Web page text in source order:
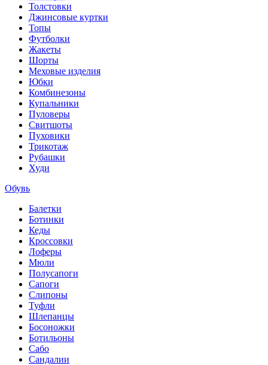
Толстовки
Джинсовые куртки
Топы
Футболки
Жакеты
Шорты
Меховые изделия
Юбки
Комбинезоны
Купальники
Пуловеры
Свитшоты
Пуховики
Трикотаж
Рубашки
Худи
Обувь
Балетки
Ботинки
Кеды
Кроссовки
Лоферы
Мюли
Полусапоги
Сапоги
Слипоны
Туфли
Шлепанцы
Босоножки
Ботильоны
Сабо
Сандалии